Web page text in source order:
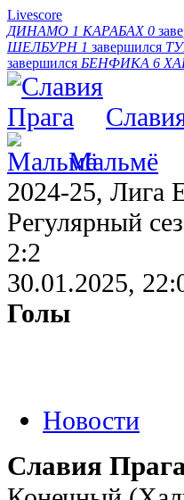
Livescore
ДИНАМО 1 КАРАБАХ 0
ШЕЛБУРН 1 завершился
завершился БЕНФИКА 6
Мальмё
2024-25, Лига
Регулярный
2:2
30.01.2025,
Голы
Новости
Славия